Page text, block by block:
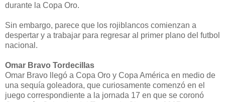
durante la Copa Oro.
Sin embargo, parece que los rojiblancos comienzan a
despertar y a trabajar para regresar al primer plano del futbol
nacional.
Omar Bravo Tordecillas
Omar Bravo llegó a Copa Oro y Copa América en medio de
una sequía goleadora, que curiosamente comenzó en el
juego correspondiente a la jornada 17 en que se coronó